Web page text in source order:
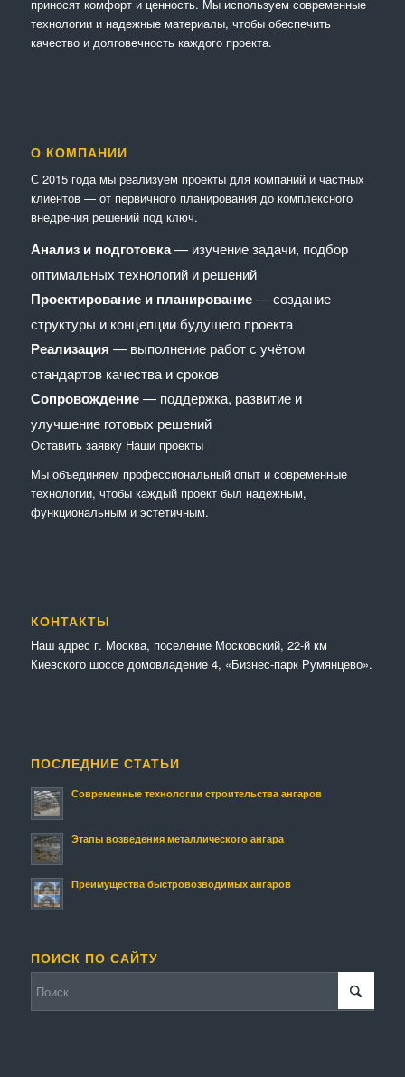
приносят комфорт и ценность. Мы используем современные
технологии и надежные материалы, чтобы обеспечить
качество и долговечность каждого проекта.
О КОМПАНИИ
С 2015 года мы реализуем проекты для компаний и частных
клиентов — от первичного планирования до комплексного
внедрения решений под ключ.
Анализ и подготовка— изучение задачи, подбор
оптимальных технологий и решений
Проектирование и планирование— создание
структуры и концепции будущего проекта
Реализация — выполнение работ с учётом
стандартов качества и сроков
Сопровождение— поддержка, развитие и
улучшение готовых решений
Оставить заявку Наши проекты
Мы объединяем профессиональный опыт и современные
технологии, чтобы каждый проект был надежным,
функциональным и эстетичным.
КОНТАКТЫ
Наш адрес г. Москва, поселение Московский, 22-й км
Киевского шоссе домовладение 4, «Бизнес-парк Румянцево».
ПОСЛЕДНИЕ СТАТЬИ
Современные технологии строительства ангаров
Этапы возведения металлического ангара
Преимущества быстровозводимых ангаров
ПОИСК ПО САЙТУ